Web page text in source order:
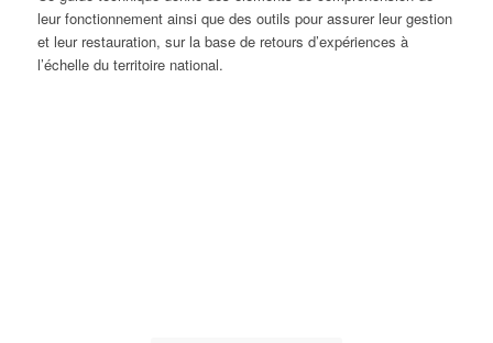
leur fonctionnement ainsi que des outils pour assurer leur gestion
et leur restauration, sur la base de retours d’expériences à
l’échelle du territoire national.